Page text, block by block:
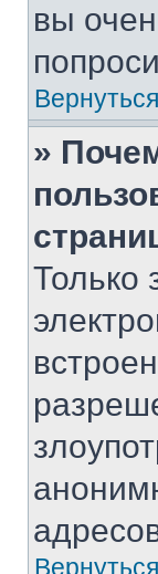
вы
»
Только